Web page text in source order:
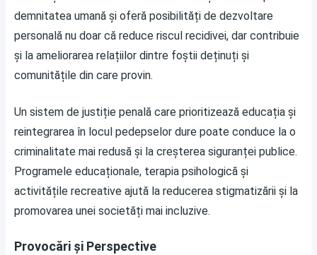
demnitatea umană și oferă posibilități de dezvoltare
personală nu doar că reduce riscul recidivei, dar contribuie
și la ameliorarea relațiilor dintre foștii deținuți și
comunitățile din care provin.
Un sistem de justiție penală care prioritizează educația și
reintegrarea în locul pedepselor dure poate conduce la o
criminalitate mai redusă și la creșterea siguranței publice.
Programele educaționale, terapia psihologică și
activitățile recreative ajută la reducerea stigmatizării și la
promovarea unei societăți mai incluzive.
Provocări și Perspective